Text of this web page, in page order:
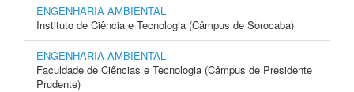
ENGENHARIA AMBIENTAL
Instituto de Ciência e Tecnologia (Câmpus de Sorocaba)
ENGENHARIA AMBIENTAL
Faculdade de Ciências e Tecnologia (Câmpus de Presidente
Prudente)